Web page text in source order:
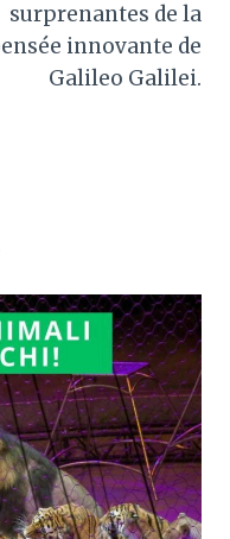
surprenantes de la
innovante de
Galileo Galilei.